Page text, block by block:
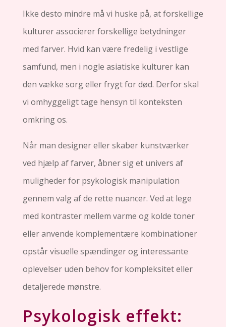
Ikke desto mindre må vi huske på, at forskellige
kulturer associerer forskellige betydninger
med farver. Hvid kan være fredelig i vestlige
samfund, men i nogle asiatiske kulturer kan
den vække sorg eller frygt for død. Derfor skal
vi omhyggeligt tage hensyn til konteksten
omkring os.
Når man designer eller skaber kunstværker
ved hjælp af farver, åbner sig et univers af
muligheder for psykologisk manipulation
gennem valg af de rette nuancer. Ved at lege
med kontraster mellem varme og kolde toner
eller anvende komplementære kombinationer
opstår visuelle spændinger og interessante
oplevelser uden behov for kompleksitet eller
detaljerede mønstre.
Psykologisk effekt: